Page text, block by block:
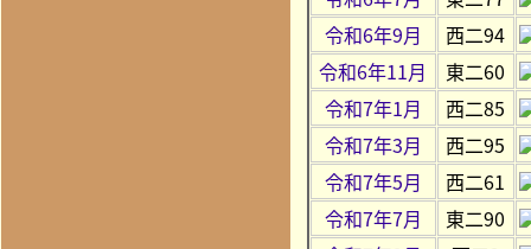
令和6年9月
西二94
令和6年11月
東二60
令和7年1月
西二85
令和7年3月
西二95
令和7年5月
西二61
令和7年7月
東二90